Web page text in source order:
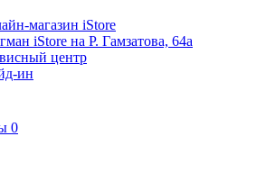
магазин iStore
iStore на Р. Гамзатова, 64а
центр
ин
0